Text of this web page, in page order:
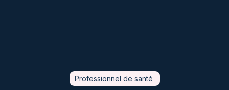
Professionnel de santé